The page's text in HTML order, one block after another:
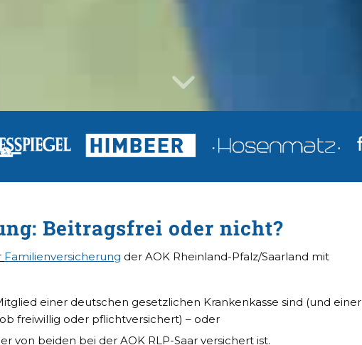
Beitragsfrei oder nicht?
Familienversicherung der AOK Rheinland-Pfalz/Saarland mit
einer deutschen gesetzlichen Krankenkasse sind (und einer
freiwillig oder pflichtversichert) – oder
von beiden bei der AOK RLP-Saar versichert ist.